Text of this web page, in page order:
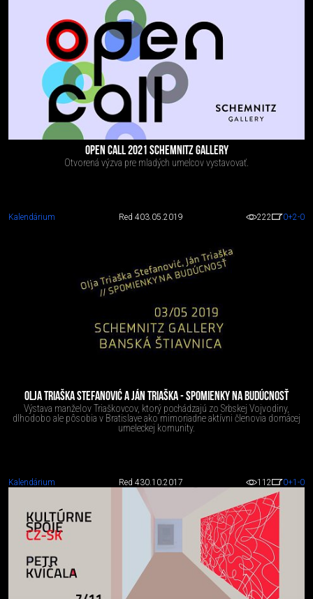
OPEN CALL 2021 SCHEMNITZ GALLERY
Otvorená výzva pre mladých umelcov vystavovať.
Kalendárium Red 403.05.2019 222 0+2-0
OLJA TRIAŠKA STEFANOVIĆ A JÁN TRIAŠKA - SPOMIENKY NA BUDÚCNOSŤ
Výstava manželov Triaškovcov, ktorý pochádzajú zo Srbskej Vojvodiny,
dlhodobo ale pôsobia v Bratislave ako mimoriadne aktívni členovia domácej
umeleckej komunity.
Kalendárium Red 430.10.2017 112 0+1 -0